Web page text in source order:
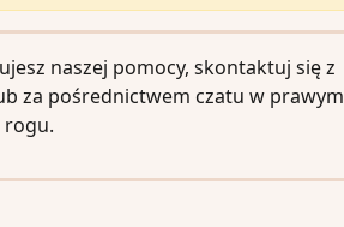
naszej pomocy, skontaktuj się z
za pośrednictwem czatu w prawym